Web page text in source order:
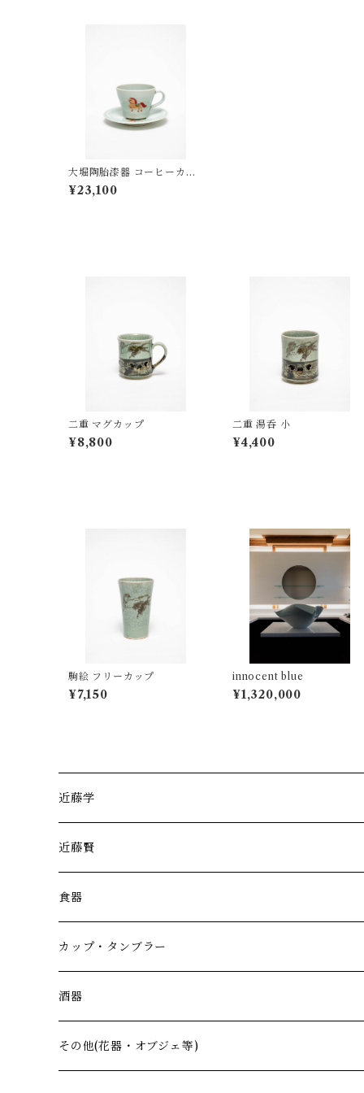
大堀陶胎漆器 コーヒーカッ
プ
¥23,100
二重 マグカップ
¥8,800
二重 湯呑 小
¥4,400
駒絵 フリーカップ
¥7,150
innocent blue
¥1,320,000
近藤学
近藤賢
食器
カップ・タンブラー
酒器
その他(花器・オブジェ等)